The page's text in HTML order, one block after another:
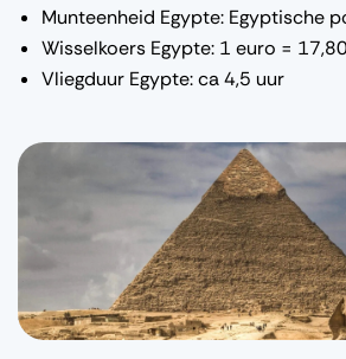
Munteenheid Egypte: Egyptische
Wisselkoers Egypte: 1 euro =
Vliegduur Egypte: ca 4,5 uur